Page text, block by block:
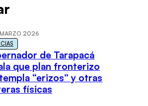
2026
de Tarapacá
que plan fronterizo
“erizos” y otras
físicas